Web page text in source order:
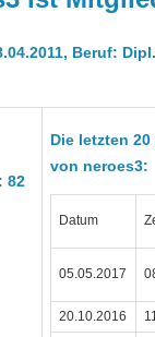
Beruf:
82
Die letzten
von neroes3:
Datum
05.05.2017
20.10.2016